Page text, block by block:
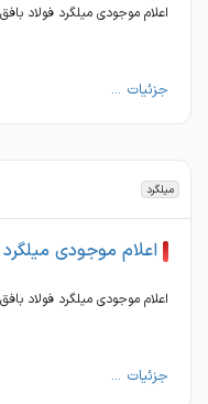
اعلام موجودی میلگرد فولاد
جزئیات ...
میلگرد
اعلام موجودی میلگرد
اعلام موجودی میلگرد فولاد
جزئیات ...